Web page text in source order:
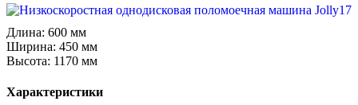
Длина: 600 мм
Ширина: 450 мм
Высота: 1170 мм
Характеристики